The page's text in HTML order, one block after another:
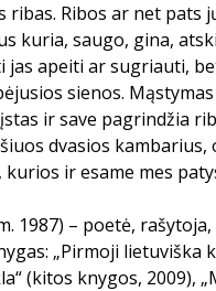
ribas. Ribos ar net pats
kuria, saugo, gina,
jas apeiti ar sugriauti,
sienos.
ir save pagrindžia
dvasios
ir esame mes
1987) – poetė,
„Pirmoji lietuviška
(kitos knygos, 2009),